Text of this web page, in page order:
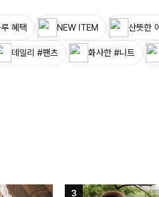
혜택 NEW ITEM 산뜻한
데일리 #팬츠 화사한 #니트